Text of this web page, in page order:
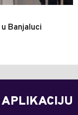
Banjaluci
APLIKACIJU